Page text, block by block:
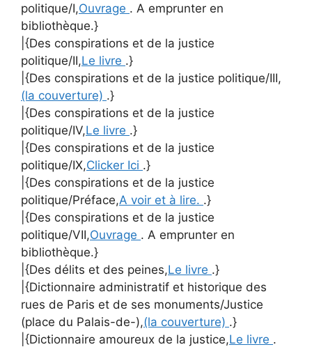
politique/I,Ouvrage . A emprunter en
bibliothèque.}
|{Des conspirations et de la justice
politique/II,Le livre .}
|{Des conspirations et de la justice politique/III,
(la couverture) .}
|{Des conspirations et de la justice
politique/IV,Le livre .}
|{Des conspirations et de la justice
politique/IX,Clicker Ici .}
|{Des conspirations et de la justice
politique/Préface,A voir et à lire. .}
|{Des conspirations et de la justice
politique/VII,Ouvrage . A emprunter en
bibliothèque.}
|{Des délits et des peines,Le livre .}
|{Dictionnaire administratif et historique des
rues de Paris et de ses monuments/Justice
(place du Palais-de-),(la couverture) .}
|{Dictionnaire amoureux de la justice,Le livre .